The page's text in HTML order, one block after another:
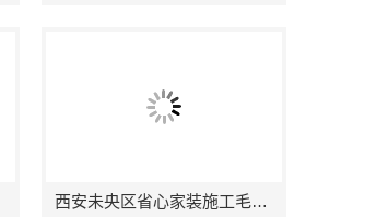
西安未央区省心家装施工毛坯房材料靠谱——居安天成（西安）建筑工程有限责任公司